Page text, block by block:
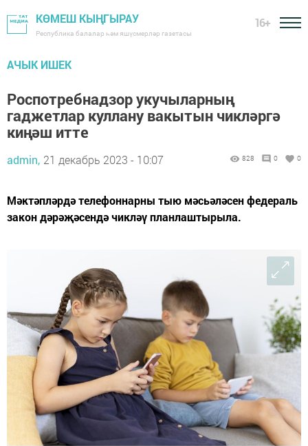
КӨМЕШ КЫҢГЫРАУ
Республика балалар һәм яшүсмерләр газетасы
16+
АЧЫК ИШЕК
Роспотребнадзор укучыларның
гаджетлар куллану вакытын чикләргә
киңәш итте
admin, 21 декабрь 2023 - 10:07 828 0 0
Мәктәпләрдә телефоннарны тыю мәсьәләсен федераль
закон дәрәҗәсендә чикләү планлаштырыла.